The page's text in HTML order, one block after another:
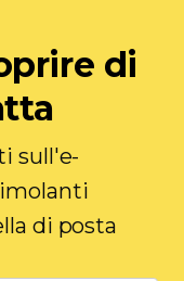
di
sull'e-
di posta